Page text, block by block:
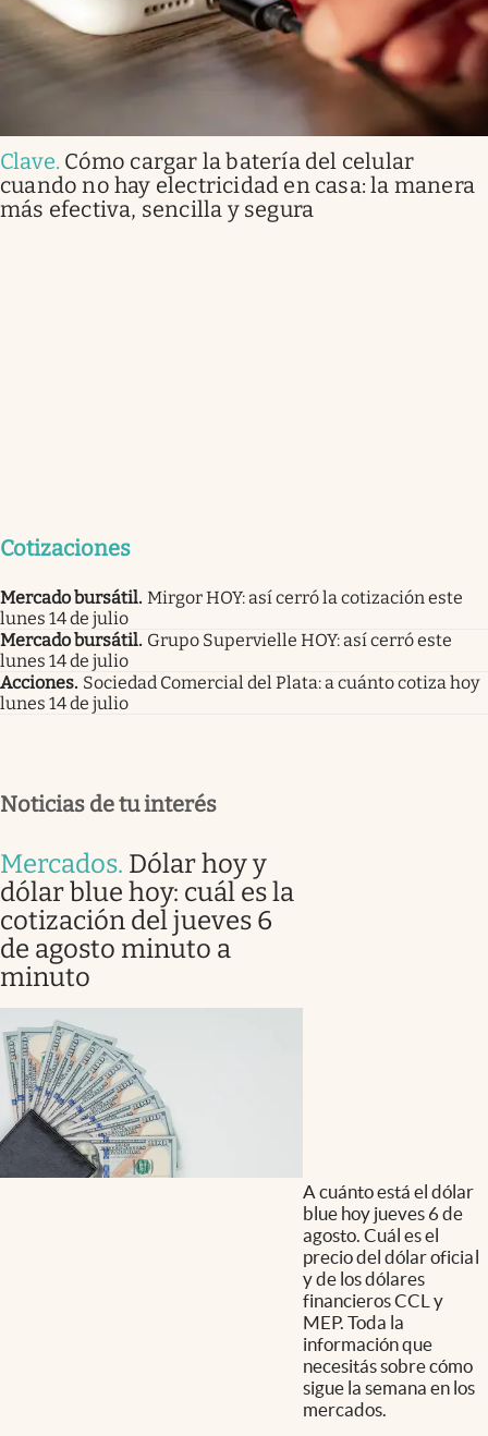
Clave. Cómo cargar la batería del celular
cuando no hay electricidad en casa: la manera
más efectiva, sencilla y segura
Cotizaciones
Mercado bursátil. Mirgor HOY: así cerró la cotización este
lunes 14 de julio
Mercado bursátil. Grupo Supervielle HOY: así cerró este
lunes 14 de julio
Acciones. Sociedad Comercial del Plata: a cuánto cotiza hoy
lunes 14 de julio
Noticias de tu interés
Mercados. Dólar hoy y
dólar blue hoy: cuál es la
cotización del jueves 6
de agosto minuto a
minuto
A cuánto está el dólar
blue hoy jueves 6 de
agosto. Cuál es el
precio del dólar oficial
y de los dólares
financieros CCL y
MEP. Toda la
información que
necesitás sobre cómo
sigue la semana en los
mercados.